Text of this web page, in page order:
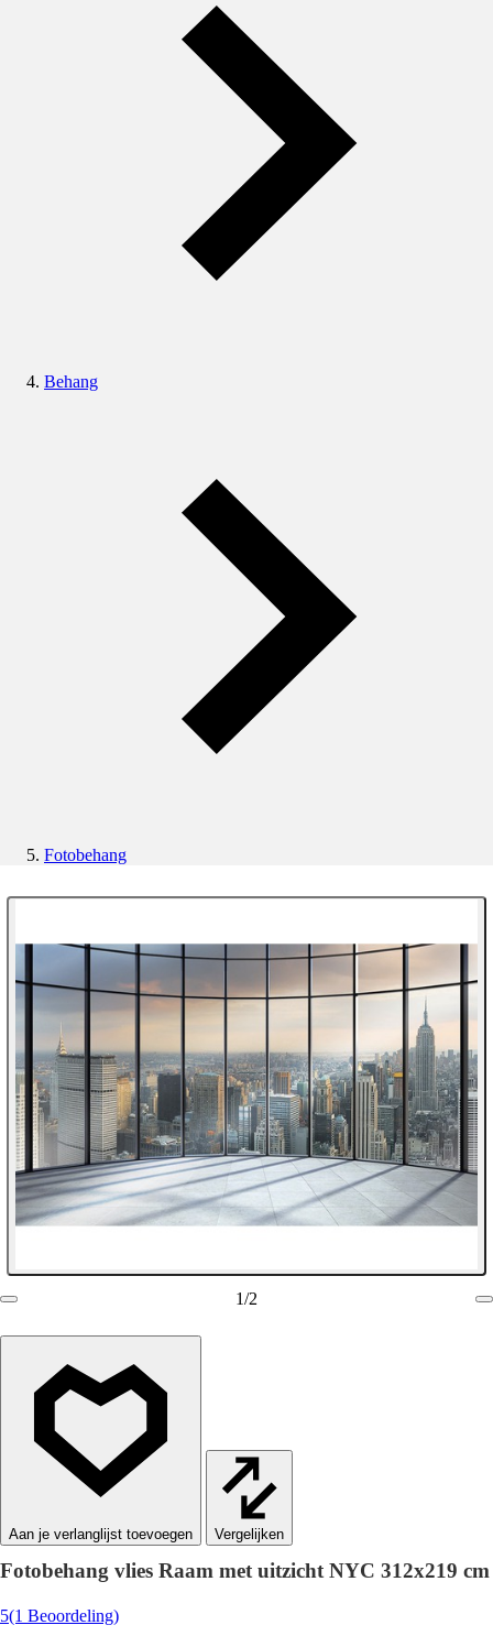
Behang
Fotobehang
1/2
Vergelijken
Fotobehang vlies Raam met uitzicht NYC 312x219 cm
5(1 Beoordeling)